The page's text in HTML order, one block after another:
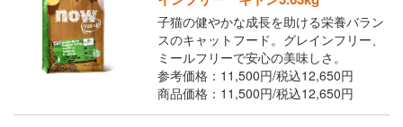
子猫の健やかな成長を助ける栄養バラン
スのキャットフード。グレインフリー、
ミールフリーで安心の美味しさ。
参考価格：11,500円/税込12,650円
商品価格：11,500円/税込12,650円